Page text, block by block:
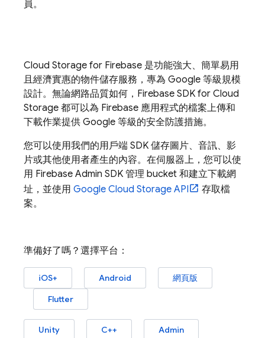
員。
Cloud Storage for Firebase 是功能強大、簡單易用
且經濟實惠的物件儲存服務，專為 Google 等級規模
設計。無論網路品質如何， Firebase SDK for Cloud
Storage 都可以為 Firebase 應用程式的檔案上傳和
下載作業提供 Google 等級的安全防護措施。
您可以使用我們的用戶端 SDK 儲存圖片、音訊、影
片或其他使用者產生的內容。在伺服器上，您可以使
用 Firebase Admin SDK 管理 bucket 和建立下載網
址，並使用 Google Cloud Storage API
存取檔
案。
準備好了嗎？選擇平台：
iOS+ Android
網頁版
Flutter
Unity C++ Admin